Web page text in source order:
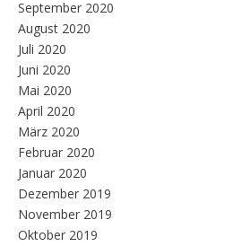
September 2020
August 2020
Juli 2020
Juni 2020
Mai 2020
April 2020
März 2020
Februar 2020
Januar 2020
Dezember 2019
November 2019
Oktober 2019